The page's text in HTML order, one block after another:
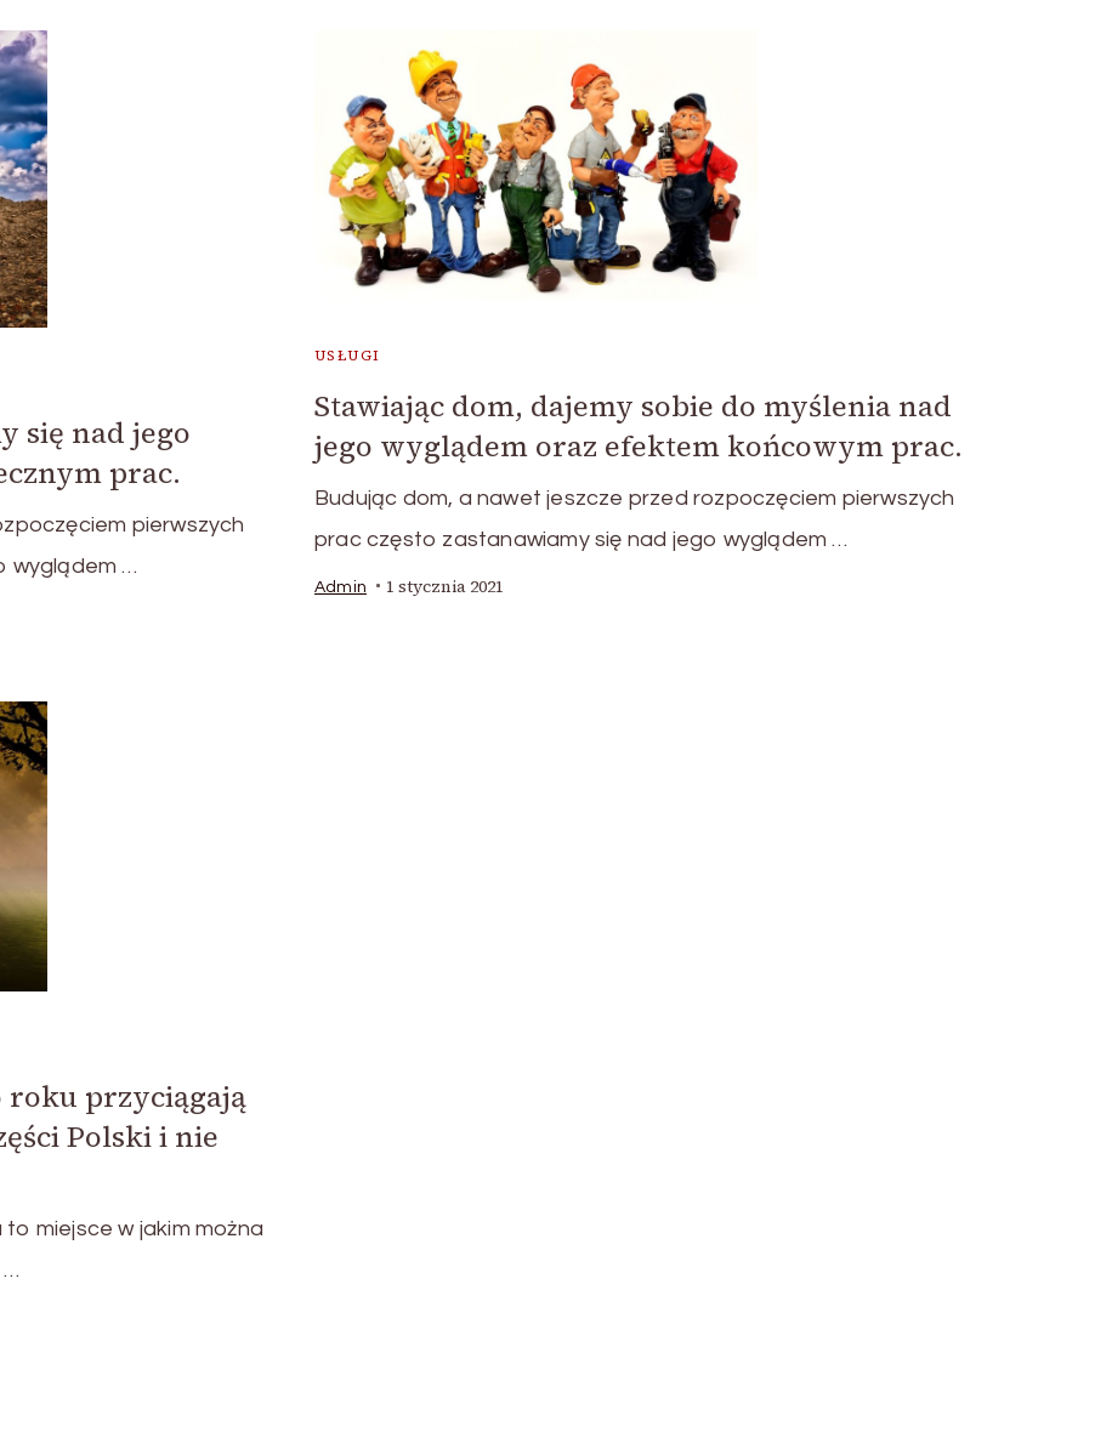
się nad jego
prac.
pierwszych
wyglądem …
USŁUGI
Stawiając dom, dajemy sobie do myślenia nad
jego wyglądem oraz efektem końcowym prac.
Budując dom, a nawet jeszcze przed rozpoczęciem pierwszych
prac często zastanawiamy się nad jego wyglądem …
Admin 1 stycznia 2021
roku przyciągają
Polski i nie
miejsce w jakim można
…